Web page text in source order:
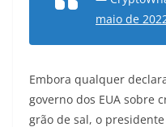
maio de
Embora qualquer
governo dos EUA sobre
grão de sal, o